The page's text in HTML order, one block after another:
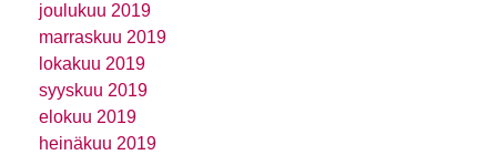
joulukuu 2019
marraskuu 2019
lokakuu 2019
syyskuu 2019
elokuu 2019
heinäkuu 2019